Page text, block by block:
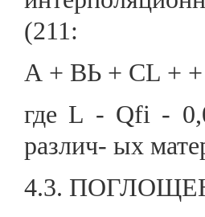
(211:
А + ВЬ + CL +
где L - Qfi -
различ- ых
4.3.